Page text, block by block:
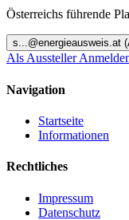
Österreichs führende
s...@energieausweis.at
Als Aussteller
Navigation
Startseite
Informationen
Rechtliches
Impressum
Datenschutz